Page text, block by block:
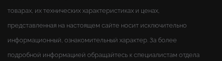
товарах, их технических характеристиках и ценах,
представленная на настоящем сайте носит исключительно
информационный, ознакомительный характер. За более
подробной информацией обращайтесь к специалистам отдела